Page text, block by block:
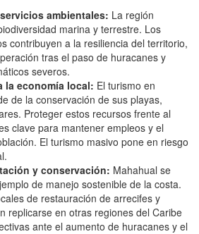
ambientales: La región
marina y terrestre. Los
contribuyen a la resiliencia del territorio,
tras el paso de huracanes y
severos.
la economía local: El turismo en
de la conservación de sus playas,
Proteger estos recursos frente al
clave para mantener empleos y el
El turismo masivo pone en riesgo
y conservación: Mahahual se
de manejo sostenible de la costa.
de restauración de arrecifes y
replicarse en otras regiones del Caribe
ante el aumento de huracanes y el